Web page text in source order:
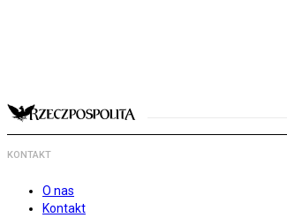
KONTAKT
O nas
Kontakt